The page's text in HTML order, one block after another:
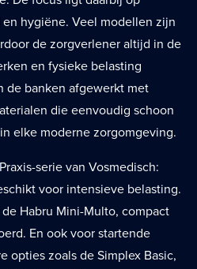
hygiëne. Veel modellen zijn
de zorgverlener altijd in de
en fysieke belasting
de banken afgewerkt met
die eenvoudig schoon
elke moderne zorgomgeving.
serie van Vosmedisch:
voor intensieve belasting.
Habru Mini-Multo, compact
En ook voor startende
opties zoals de Simplex Basic,